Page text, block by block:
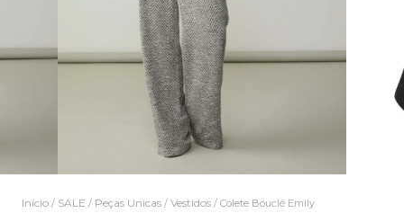
Início / SALE / Peças Unicas / Vestidos / Colete Bouclé Emily